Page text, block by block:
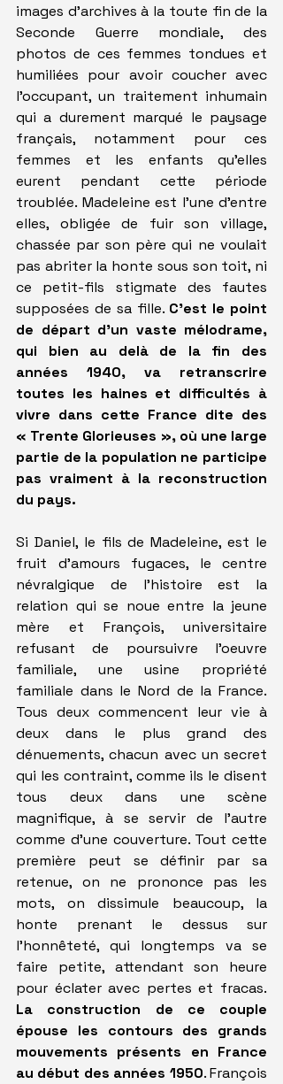
images d'archives à la toute fin de la
Seconde Guerre mondiale, des
photos de ces femmes tondues et
humiliées pour avoir coucher avec
l'occupant, un traitement inhumain
qui a durement marqué le paysage
français, notamment pour ces
femmes et les enfants qu'elles
eurent pendant cette période
troublée. Madeleine est l'une d'entre
elles, obligée de fuir son village,
chassée par son père qui ne voulait
pas abriter la honte sous son toit, ni
ce petit-fils stigmate des fautes
supposées de sa fille. C'est le point
de départ d'un vaste mélodrame,
qui bien au delà de la fin des
années 1940, va retranscrire
toutes les haines et difficultés à
vivre dans cette France dite des
« Trente Glorieuses », où une large
partie de la population ne participe
pas vraiment à la reconstruction
du pays.
Si Daniel, le fils de Madeleine, est le
fruit d'amours fugaces, le centre
névralgique de l'histoire est la
relation qui se noue entre la jeune
mère et François, universitaire
refusant de poursuivre l'oeuvre
familiale, une usine propriété
familiale dans le Nord de la France.
Tous deux commencent leur vie à
deux dans le plus grand des
dénuements, chacun avec un secret
qui les contraint, comme ils le disent
tous deux dans une scène
magnifique, à se servir de l'autre
comme d'une couverture. Tout cette
première peut se définir par sa
retenue, on ne prononce pas les
mots, on dissimule beaucoup, la
honte prenant le dessus sur
l'honnêteté, qui longtemps va se
faire petite, attendant son heure
La construction de ce couple
épouse les contours des grands
mouvements présents en France
au début des années 1950. François